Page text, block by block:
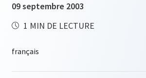
09 septembre 2003
1 MIN DE LECTURE